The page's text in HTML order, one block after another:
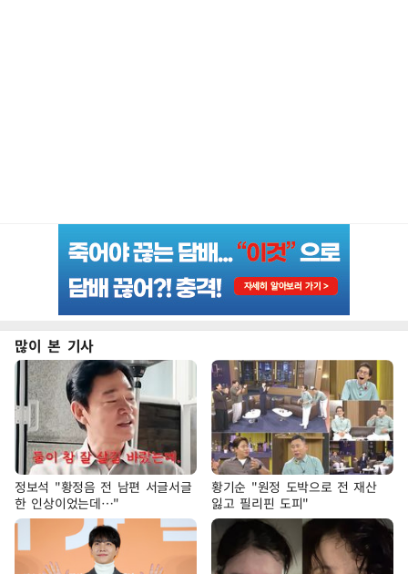
많이 본 기사
정보석 "황정음 전 남편 서글서글
한 인상이었는데…"
황기순 "원정 도박으로 전 재산
잃고 필리핀 도피"